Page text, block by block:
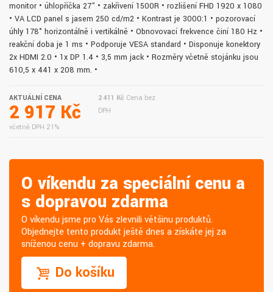
monitor • úhlopříčka 27" • zakřivení 1500R • rozlišení FHD 1920 x 1080
• VA LCD panel s jasem 250 cd/m2 • Kontrast je 3000:1 • pozorovací
úhly 178° horizontálně i vertikálně • Obnovovací frekvence činí 180 Hz •
reakční doba je 1 ms • Podporuje VESA standard • Disponuje konektory
2x HDMI 2.0 • 1x DP 1.4 • 3,5 mm jack • Rozměry včetně stojánku jsou
610,5 x 441 x 208 mm. •
AKTUÁLNÍ CENA
2 917 Kč
včetně DPH 21%
2 411 Kč Cena bez
DPH
O víkendu za speciální cenu a
s dopravou zdarma
O víkendu jsme pro Vás zlevnili většinu produktů.
Objednejte tento produkt ještě dnes a získáte jej za
sníženou cenu + dopravu zdarma.
Do košíku